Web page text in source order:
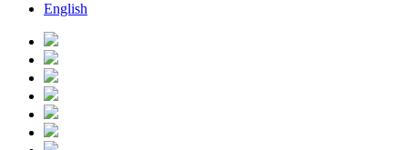
English